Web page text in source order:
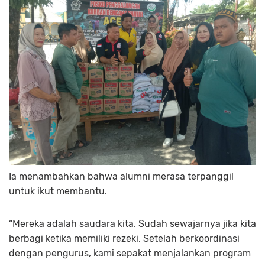
Ia menambahkan bahwa alumni merasa terpanggil
untuk ikut membantu.
“Mereka adalah saudara kita. Sudah sewajarnya jika kita
berbagi ketika memiliki rezeki. Setelah berkoordinasi
dengan pengurus, kami sepakat menjalankan program